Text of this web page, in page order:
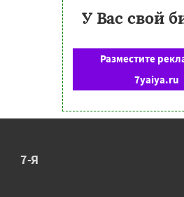
У Вас свой
Разместите
7yaiya.ru
7-Я